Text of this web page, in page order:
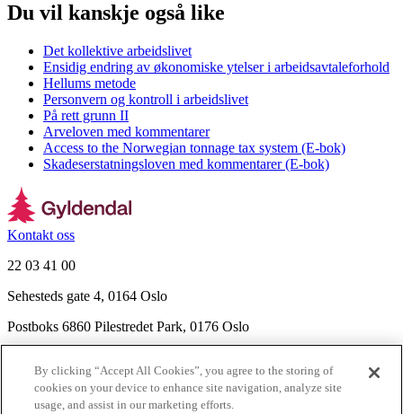
Du vil kanskje også like
Det kollektive arbeidslivet
Ensidig endring av økonomiske ytelser i arbeidsavtaleforhold
Hellums metode
Personvern og kontroll i arbeidslivet
På rett grunn II
Arveloven med kommentarer
Access to the Norwegian tonnage tax system (E-bok)
Skadeserstatningsloven med kommentarer (E-bok)
Kontakt oss
22 03 41 00
Sehesteds gate 4, 0164 Oslo
Postboks 6860 Pilestredet Park, 0176 Oslo
Nyhetsbrev
Ledige stillinger
By clicking “Accept All Cookies”, you agree to the storing of
cookies on your device to enhance site navigation, analyze site
usage, and assist in our marketing efforts.